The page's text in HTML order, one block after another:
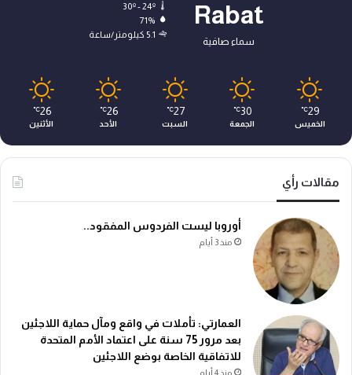
Rabat
سماء صافية
30º - 24º
71%
5.1 كيلومتر/ساعة
29
℃
الخميس
30
℃
الجمعة
27
℃
السبت
26
℃
الأحد
26
℃
الأثنين
مقالات رأي
أوروبا ليست الفردوس المفقود..
منذ 3 أيام
العمارتي: تأملات في واقع ومآل حماية اللاجئين
بعد مرور 75 سنة على اعتماد الأمم المتحدة
للاتفاقية الخاصة بوضع اللاجئين
منذ 4 أيام